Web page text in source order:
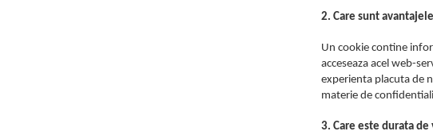
2. Care sunt
Un cookie contine
acceseaza acel web-
experienta placuta de
materie de
3. Care este durata